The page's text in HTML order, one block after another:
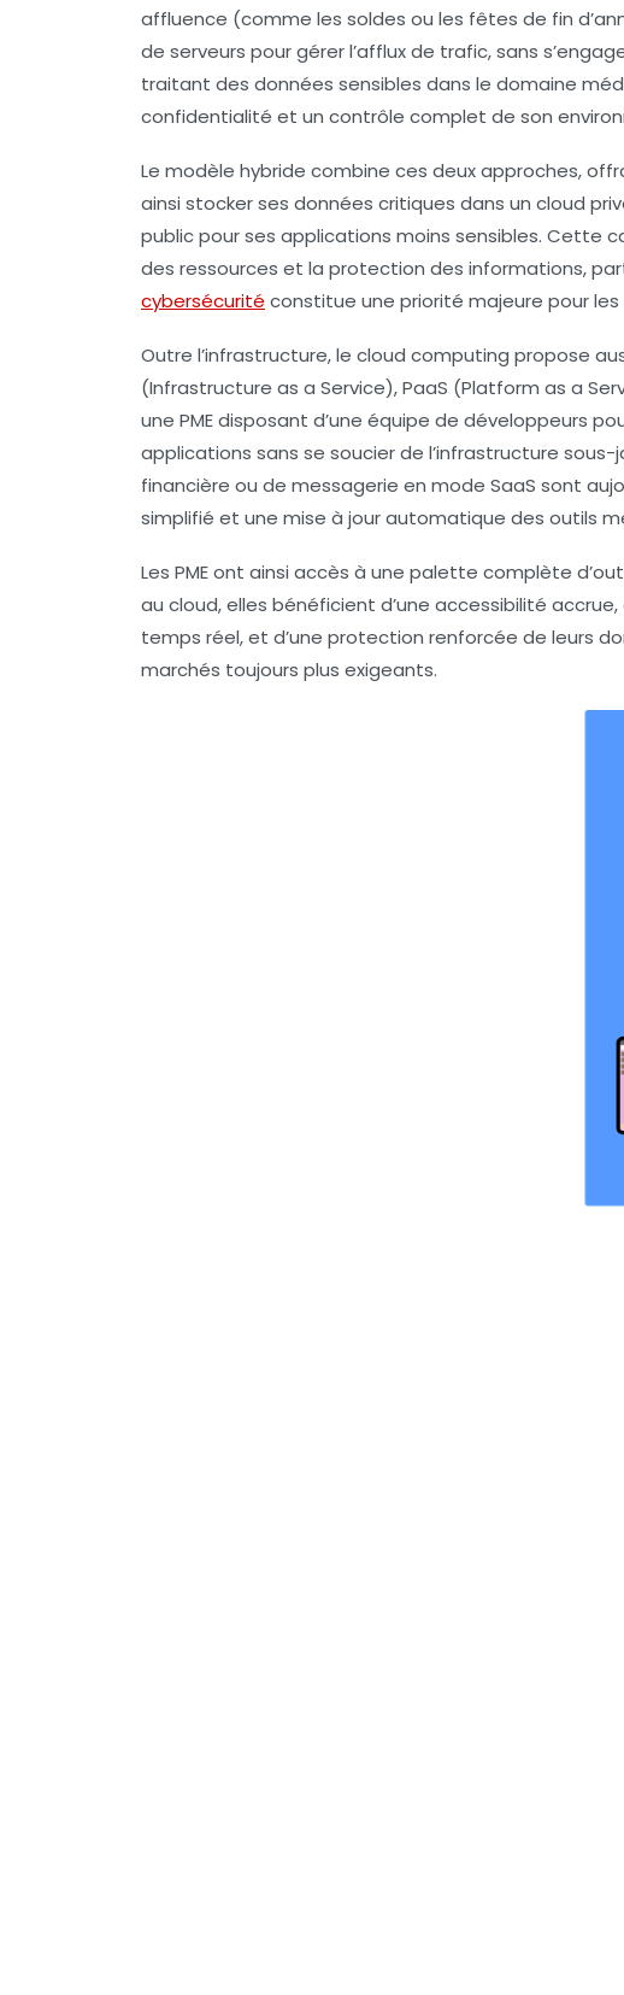
affluence (comme les soldes ou les fêtes de fin
de serveurs pour gérer l’afflux de trafic, sans
traitant des données sensibles dans le domaine
confidentialité et un contrôle complet de son
Le modèle hybride combine ces deux approches,
ainsi stocker ses données critiques dans un cloud
public pour ses applications moins sensibles. Cette
des ressources et la protection des informations,
cybersécurité constitue une priorité majeure pour les
Outre l’infrastructure, le cloud computing propose
(Infrastructure as a Service), PaaS (Platform as a
une PME disposant d’une équipe de développeurs
applications sans se soucier de l’infrastructure sous-
financière ou de messagerie en mode SaaS sont
simplifié et une mise à jour automatique des outils
Les PME ont ainsi accès à une palette complète
au cloud, elles bénéficient d’une accessibilité accrue,
temps réel, et d’une protection renforcée de leurs
marchés toujours plus exigeants.